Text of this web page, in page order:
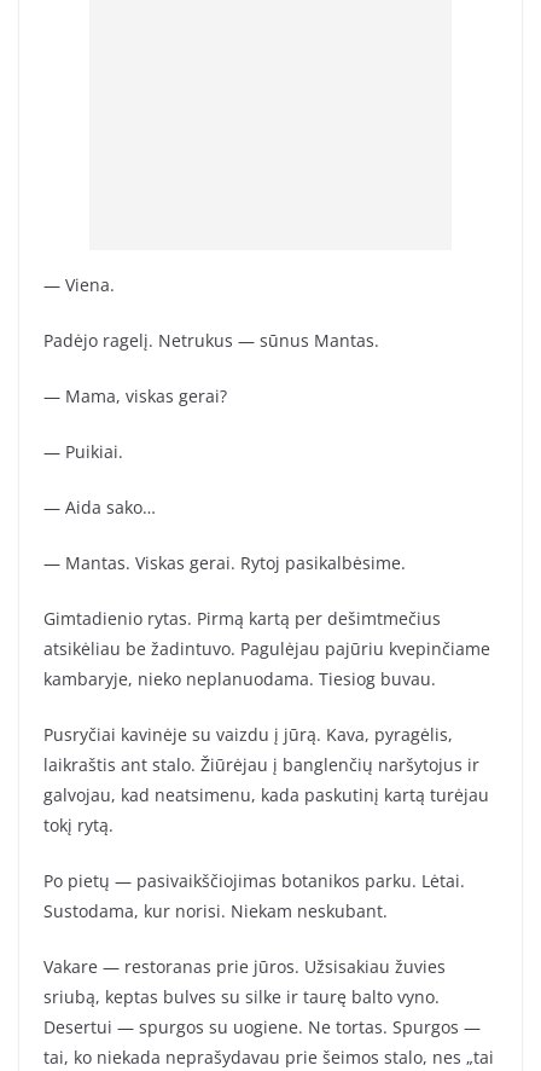
— Viena.
Padėjo ragelį. Netrukus — sūnus Mantas.
— Mama, viskas gerai?
— Puikiai.
— Aida sako…
— Mantas. Viskas gerai. Rytoj pasikalbėsime.
Gimtadienio rytas. Pirmą kartą per dešimtmečius
atsikėliau be žadintuvo. Pagulėjau pajūriu kvepinčiame
kambaryje, nieko neplanuodama. Tiesiog buvau.
Pusryčiai kavinėje su vaizdu į jūrą. Kava, pyragėlis,
laikraštis ant stalo. Žiūrėjau į banglenčių naršytojus ir
galvojau, kad neatsimenu, kada paskutinį kartą turėjau
tokį rytą.
Po pietų — pasivaikščiojimas botanikos parku. Lėtai.
Sustodama, kur norisi. Niekam neskubant.
Vakare — restoranas prie jūros. Užsisakiau žuvies
sriubą, keptas bulves su silke ir taurę balto vyno.
Desertui — spurgos su uogiene. Ne tortas. Spurgos —
tai, ko niekada neprašydavau prie šeimos stalo, nes „tai